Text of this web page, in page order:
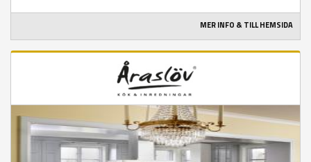
MER INFO & TILL HEMSIDA